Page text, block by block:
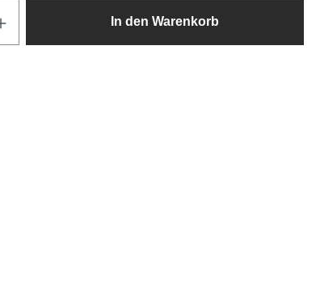
Produkt Anzahl: Gib den
In den Warenkorb